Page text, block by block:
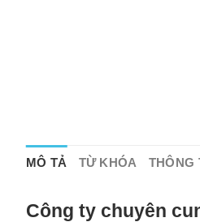
MÔ TẢ TỪ KHÓA THÔNG
Công ty chuyên